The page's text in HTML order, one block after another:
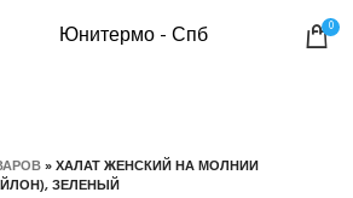
Юнитермо - Спб 0
»ХАЛАТ ЖЕНСКИЙ НА МОЛНИИ
ЗЕЛЕНЫЙ